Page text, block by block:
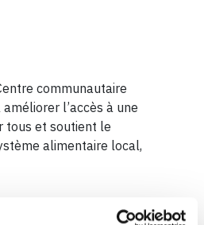
communautaire
l’accès à une
tous et soutient le
alimentaire local,
aliments frais et locaux à